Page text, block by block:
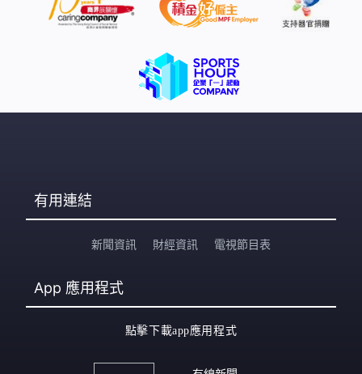
有用連結
新聞資訊 財經資訊 電視節目表
App 應用程式
點擊下載app應用程式